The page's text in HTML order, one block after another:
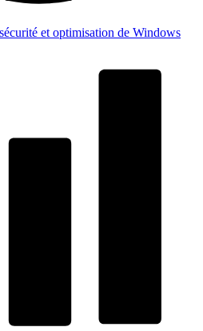
et optimisation de Windows